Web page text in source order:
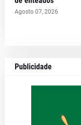
Agosto 07, 2026
Publicidade